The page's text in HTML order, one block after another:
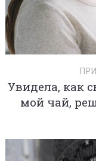
Увидела, как
мой чай,